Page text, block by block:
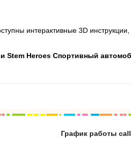
интерактивные 3D
Stem Heroes Спортивный
График работы